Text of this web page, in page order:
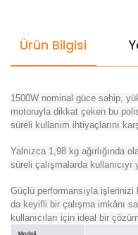
Ürün Bilgisi
1500W nominal güce sahip,
motoruyla dikkat çeken bu
süreli kullanım ihtiyaçlarını
Yalnızca 1,98 kg ağırlığında
süreli çalışmalarda
Güçlü performansıyla işlerinizi
da keyifli bir çalışma imkânı
kullanıcıları için ideal bir